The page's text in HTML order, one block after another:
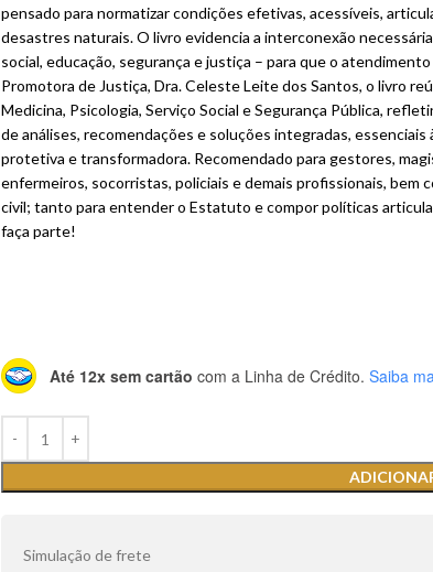
pensado para normatizar condições efetivas, acessíveis,
desastres naturais. O livro evidencia a interconexão
social, educação, segurança e justiça – para que o
Promotora de Justiça, Dra. Celeste Leite dos Santos, o livro
Medicina, Psicologia, Serviço Social e Segurança Pública,
de análises, recomendações e soluções integradas,
protetiva e transformadora. Recomendado para gestores,
enfermeiros, socorristas, policiais e demais profissionais, bem
civil; tanto para entender o Estatuto e compor políticas
faça parte!
Até 12x sem cartão com a Linha de Crédito. Saiba
Simulação de frete